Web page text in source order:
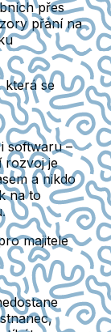
přes
přání na
která se
softwaru –
rozvoj je
a nikdo
na to
majitele